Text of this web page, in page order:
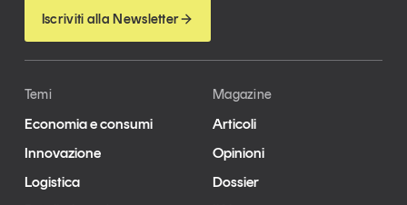
Tendenze è il magazine di GS1 Italy che racconta in
modo indipendente il cambiamento e le sfide del largo
consumo e dell’economia a professionisti e
consumatori
Iscriviti alla Newsletter
Temi
Economia e consumi
Innovazione
Logistica
Magazine
Articoli
Opinioni
Dossier